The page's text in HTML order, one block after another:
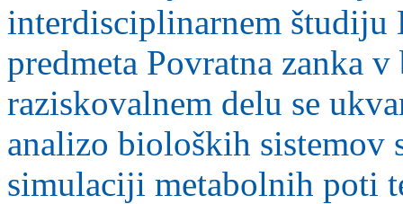
interdisciplinarnem študiju
predmeta Povratna zanka
raziskovalnem delu se
analizo bioloških sistemov
simulaciji metabolnih poti